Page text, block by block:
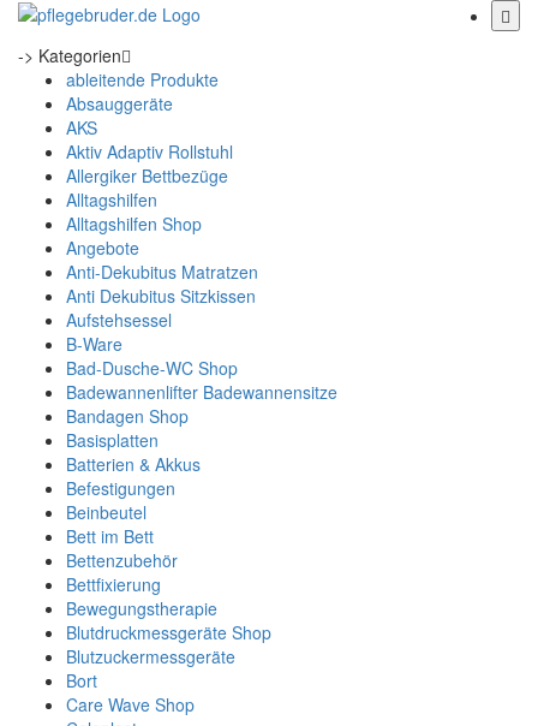
-> Kategorien
ableitende Produkte
Absauggeräte
AKS
Aktiv Adaptiv Rollstuhl
Allergiker Bettbezüge
Alltagshilfen
Alltagshilfen Shop
Angebote
Anti-Dekubitus Matratzen
Anti Dekubitus Sitzkissen
Aufstehsessel
B-Ware
Bad-Dusche-WC Shop
Badewannenlifter Badewannensitze
Bandagen Shop
Basisplatten
Batterien & Akkus
Befestigungen
Beinbeutel
Bett im Bett
Bettenzubehör
Bettfixierung
Bewegungstherapie
Blutdruckmessgeräte Shop
Blutzuckermessgeräte
Bort
Care Wave Shop